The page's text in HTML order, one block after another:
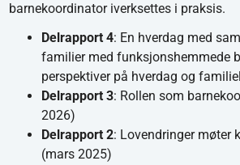
barnekoordinator iverksettes i praksis.
Delrapport 4: En hverdag med
familier med funksjonshemmede
perspektiver på hverdag og
Delrapport 3: Rollen som
2026)
Delrapport 2: Lovendringer møter
(mars 2025)